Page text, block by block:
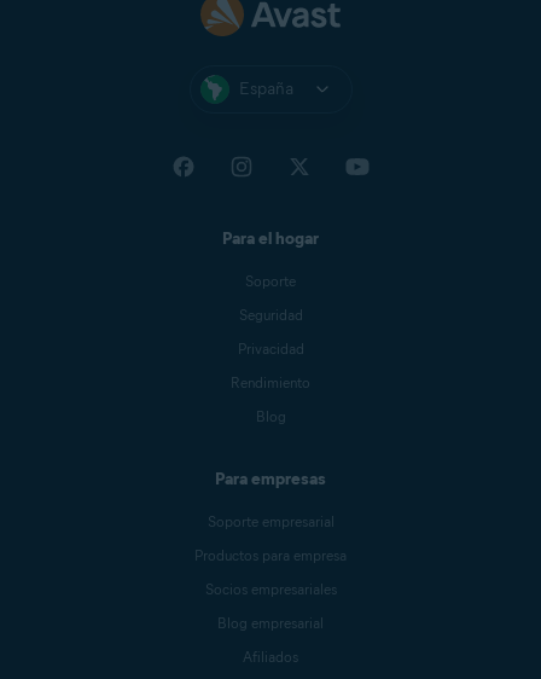
España
Para el hogar
Soporte
Seguridad
Privacidad
Rendimiento
Blog
Para empresas
Soporte empresarial
Productos para empresa
Socios empresariales
Blog empresarial
Afiliados